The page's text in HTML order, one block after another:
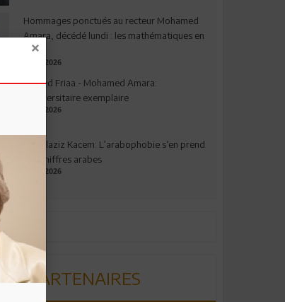
Hommages ponctués au recteur Mohamed
Amara, décédé lundi : les mathématiques en
deuil
03.08.2026
Ahmed Friaa - Mohamed Amara:
l’Universitaire exemplaire
04.08.2026
Abdelaziz Kacem: L’arabophobie s’en prend
aux chiffres arabes
09.07.2026
PARTENAIRES